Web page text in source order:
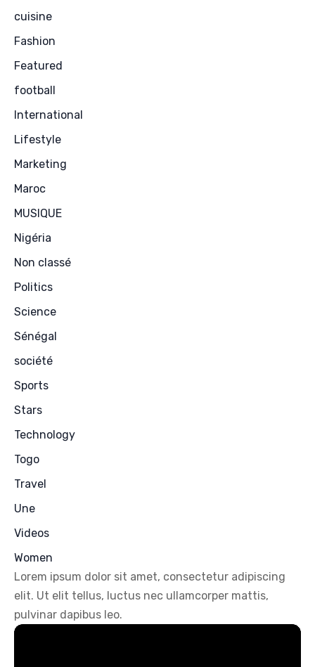
cuisine
Fashion
Featured
football
International
Lifestyle
Marketing
Maroc
MUSIQUE
Nigéria
Non classé
Politics
Science
Sénégal
société
Sports
Stars
Technology
Togo
Travel
Une
Videos
Women
Lorem ipsum dolor sit amet, consectetur adipiscing
elit. Ut elit tellus, luctus nec ullamcorper mattis,
pulvinar dapibus leo.